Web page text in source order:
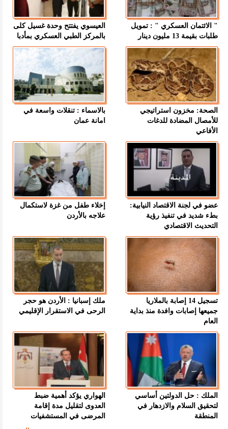
" الائتمان العسكري " : تمويل
طلبات بقيمة 13 مليون دينار
العيسوي يفتتح وحدة غسيل كلى
بالمركز الطبي العسكري بمأدبا
الصحة: مخزون استراتيجي
للأمصال المضادة للدغات
الأفاعي
بالاسماء : تنقلات واسعة في
امانة عمان
عضو في لجنة الاقتصاد النيابية:
بطء شديد في تنفيذ رؤية
التحديث الاقتصادي
إخلاء طفل من غزة لاستكمال
علاجه بالأردن
تسجيل 14 إصابة بالملاريا
جميعها إصابات وافدة منذ بداية
العام
ملك إسبانيا : الأردن هو حجر
الرحى في الاستقرار الإقليمي
الملك : حل الدولتين أساسي
لتحقيق السلام والازدهار في
المنطقة
الهواري يؤكد أهمية ضبط
العدوى لتقليل مدة إقامة
المرضى في المستشفيات